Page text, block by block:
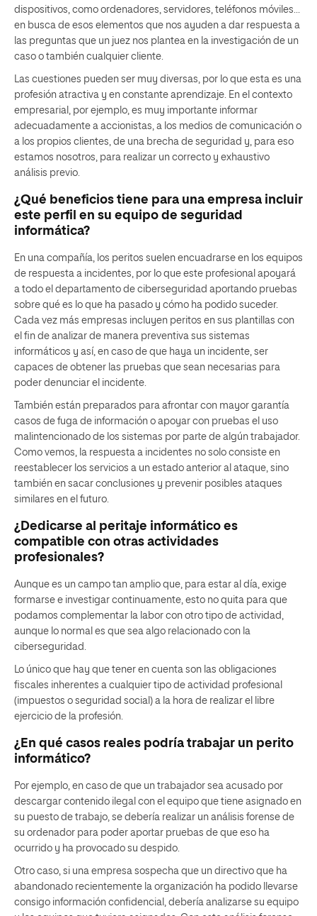
dispositivos, como ordenadores, servidores, teléfonos móviles…
en busca de esos elementos que nos ayuden a dar respuesta a
las preguntas que un juez nos plantea en la investigación de un
caso o también cualquier cliente.
Las cuestiones pueden ser muy diversas, por lo que esta es una
profesión atractiva y en constante aprendizaje. En el contexto
empresarial, por ejemplo, es muy importante informar
adecuadamente a accionistas, a los medios de comunicación o
a los propios clientes, de una brecha de seguridad y, para eso
estamos nosotros, para realizar un correcto y exhaustivo
análisis previo.
¿Qué beneficios tiene para una empresa incluir
este perfil en su equipo de seguridad
informática?
En una compañía, los peritos suelen encuadrarse en los equipos
de respuesta a incidentes, por lo que este profesional apoyará
a todo el departamento de ciberseguridad aportando pruebas
sobre qué es lo que ha pasado y cómo ha podido suceder.
Cada vez más empresas incluyen peritos en sus plantillas con
el fin de analizar de manera preventiva sus sistemas
informáticos y así, en caso de que haya un incidente, ser
capaces de obtener las pruebas que sean necesarias para
poder denunciar el incidente.
También están preparados para afrontar con mayor garantía
casos de fuga de información o apoyar con pruebas el uso
malintencionado de los sistemas por parte de algún trabajador.
Como vemos, la respuesta a incidentes no solo consiste en
reestablecer los servicios a un estado anterior al ataque, sino
también en sacar conclusiones y prevenir posibles ataques
similares en el futuro.
¿Dedicarse al peritaje informático es
compatible con otras actividades
profesionales?
Aunque es un campo tan amplio que, para estar al día, exige
formarse e investigar continuamente, esto no quita para que
podamos complementar la labor con otro tipo de actividad,
aunque lo normal es que sea algo relacionado con la
ciberseguridad.
Lo único que hay que tener en cuenta son las obligaciones
fiscales inherentes a cualquier tipo de actividad profesional
(impuestos o seguridad social) a la hora de realizar el libre
ejercicio de la profesión.
¿En qué casos reales podría trabajar un perito
informático?
Por ejemplo, en caso de que un trabajador sea acusado por
descargar contenido ilegal con el equipo que tiene asignado en
su puesto de trabajo, se debería realizar un análisis forense de
su ordenador para poder aportar pruebas de que eso ha
ocurrido y ha provocado su despido.
Otro caso, si una empresa sospecha que un directivo que ha
abandonado recientemente la organización ha podido llevarse
consigo información confidencial, debería analizarse su equipo